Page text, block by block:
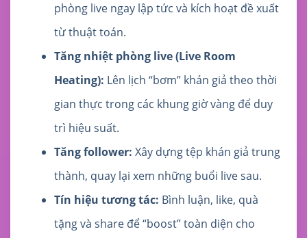
phòng live ngay lập tức và kích hoạt đề xuất
từ thuật toán.
Tăng nhiệt phòng live (Live Room
Heating): Lên lịch “bơm” khán giả theo thời
gian thực trong các khung giờ vàng để duy
trì hiệu suất.
Tăng follower: Xây dựng tệp khán giả trung
thành, quay lại xem những buổi live sau.
Tín hiệu tương tác: Bình luận, like, quà
tặng và share để “boost” toàn diện cho